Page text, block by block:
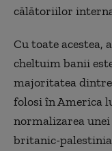
călătoriilor
Cu toate acestea,
cheltuim banii
majoritatea dintre
folosi în America
normalizarea
britanic-